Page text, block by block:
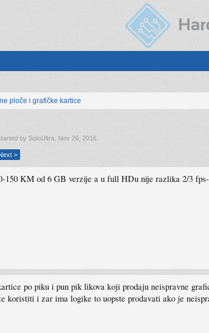
ploče i grafičke kartice
by SoloUltra Nov 26, 2016
>
150 KM od 6 GB verzije a u full HDu nije razlika 2/3
po piku i pun pik likova koji prodaju neispravne
koristiti i zar ima logike to uopste prodavati ako je